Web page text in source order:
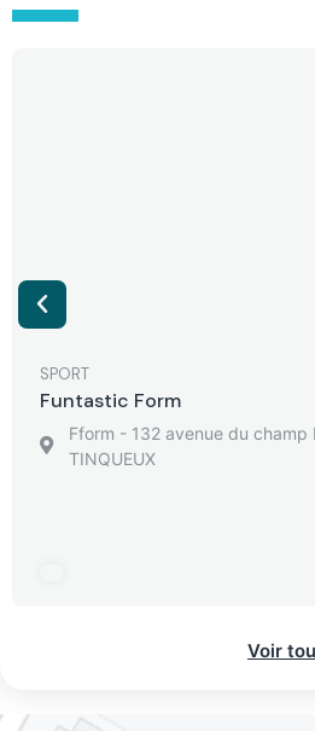
SPORT
Funtastic Form
Fform - 132 avenue du champ
TINQUEUX
Voir